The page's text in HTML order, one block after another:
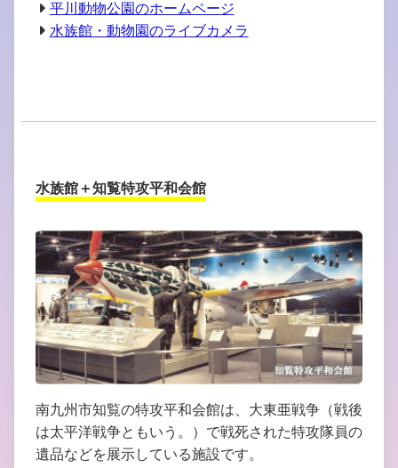
平川動物公園のホームページ
水族館・動物園のライブカメラ
水族館＋知覧特攻平和会館
南九州市知覧の特攻平和会館は、大東亜戦争（戦後
は太平洋戦争ともいう。）で戦死された特攻隊員の
遺品などを展示している施設です。